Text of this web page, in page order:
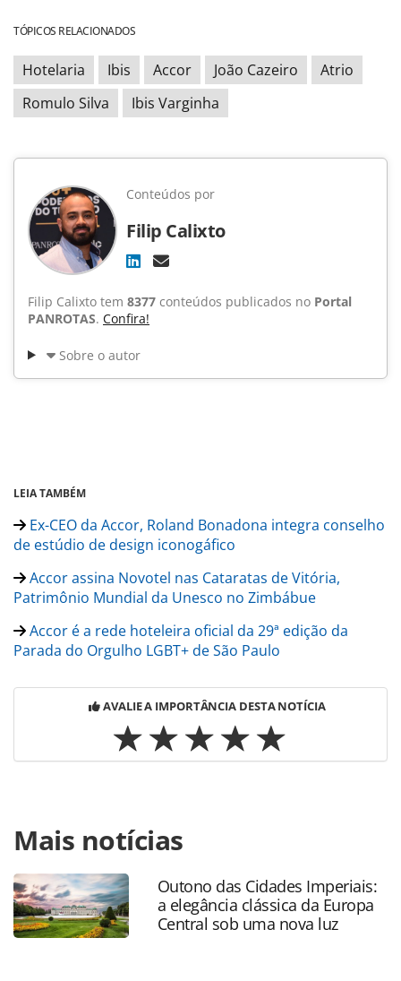
TÓPICOS RELACIONADOS
Hotelaria Ibis Accor João Cazeiro
Atrio
Romulo Silva
Ibis Varginha
Conteúdos por
Filip Calixto
Filip Calixto tem 8377 conteúdos publicados no Portal
PANROTAS. Confira!
Sobre o autor
LEIA TAMBÉM
Ex-CEO da Accor, Roland Bonadona integra conselho
de estúdio de design iconogáfico
Accor assina Novotel nas Cataratas de Vitória,
Patrimônio Mundial da Unesco no Zimbábue
Accor é a rede hoteleira oficial da 29ª edição da
Parada do Orgulho LGBT+ de São Paulo
AVALIE A IMPORTÂNCIA DESTA NOTÍCIA
https://www.panrotas.com.br/hotelaria/investimentos/
accor-e-pollo-engenharia-anunciam-construcao-de-hotel-
ibis-em-varginha-mg_219081.html ou as ferramentas
oferecidas na página. Todo o conteúdo produzido pela
PANROTAS Editora é protegido pela legislação brasileira
sobre direito autoral. Não reproduza o conteúdo sem
Mais notícias
Outono das Cidades Imperiais:
a elegância clássica da Europa
Central sob uma nova luz